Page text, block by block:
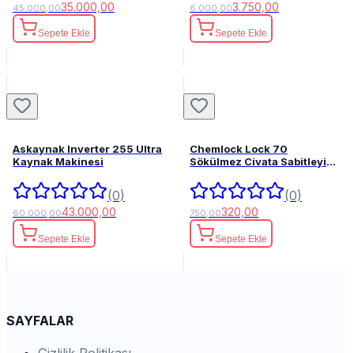
45.000,0035.000,00
Sepete Ekle
6.000,003.750,00
Sepete Ekle
Askaynak Inverter 255 Ultra
Kaynak Makinesi
(0)
60.000,0043.000,00
Sepete Ekle
Chemlock Lock 70
Sökülmez Civata Sabitleyici
(0)
750,00320,00
Sepete Ekle
SAYFALAR